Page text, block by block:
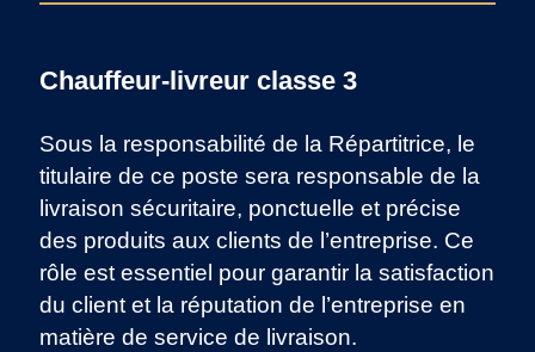
Chauffeur-livreur classe 3
Sous la responsabilité de la Répartitrice, le
titulaire de ce poste sera responsable de la
livraison sécuritaire, ponctuelle et précise
des produits aux clients de l’entreprise. Ce
rôle est essentiel pour garantir la satisfaction
du client et la réputation de l’entreprise en
matière de service de livraison.